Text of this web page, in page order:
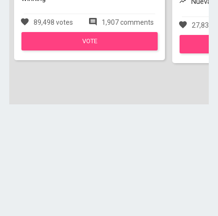
89,498 votes 1,907 comments
VOTE
27,831